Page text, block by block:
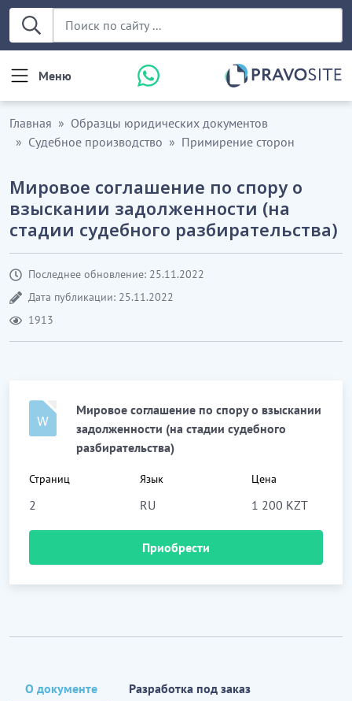
Меню
Главная
Образцы юридических документов
Судебное производство
Примирение сторон
Мировое соглашение по спору о
взыскании задолженности (на
стадии судебного разбирательства)
Последнее обновление: 25.11.2022
Дата публикации: 25.11.2022
1913
Мировое соглашение по спору о взыскании
задолженности (на стадии судебного
разбирательства)
Страниц
2
Язык
RU
Цена
1 200 KZT
Приобрести
О документе Разработка под заказ